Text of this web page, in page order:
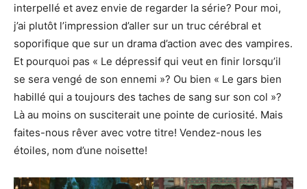
interpellé et avez envie de regarder la série? Pour moi,
j’ai plutôt l’impression d’aller sur un truc cérébral et
soporifique que sur un drama d’action avec des vampires.
Et pourquoi pas « Le dépressif qui veut en finir lorsqu’il
se sera vengé de son ennemi »? Ou bien « Le gars bien
habillé qui a toujours des taches de sang sur son col »?
Là au moins on susciterait une pointe de curiosité. Mais
faites-nous rêver avec votre titre! Vendez-nous les
étoiles, nom d’une noisette!